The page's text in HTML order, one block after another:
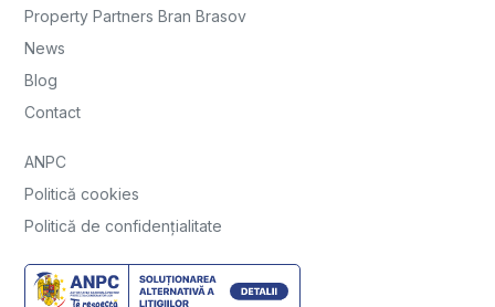
Property Partners Bran Brasov
News
Blog
Contact
ANPC
Politică cookies
Politică de confidențialitate